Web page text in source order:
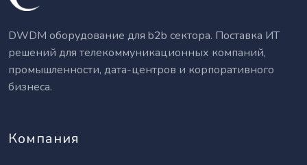
DWDM оборудование для b2b сектора. Поставка ИТ
решений для телекоммуникационных компаний,
промышленности, дата-центров и корпоративного
бизнеса.
Компания